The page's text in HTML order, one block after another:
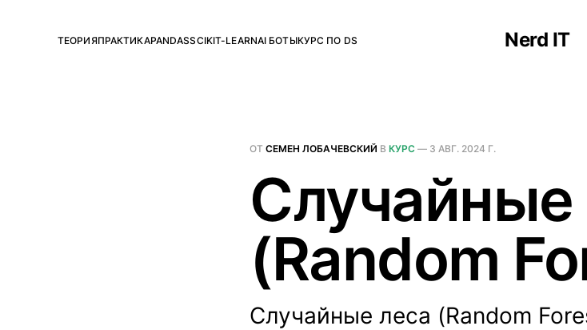
Nerd IT
ТЕОРИЯПРАКТИКАPANDASSCIKIT-LEARNAI БОТЫКУРС ПО DS
ОТ СЕМЕН ЛОБАЧЕВСКИЙ В КУРС — 3 АВГ. 2024 Г.
Случайные
(Random
Случайные леса (Random